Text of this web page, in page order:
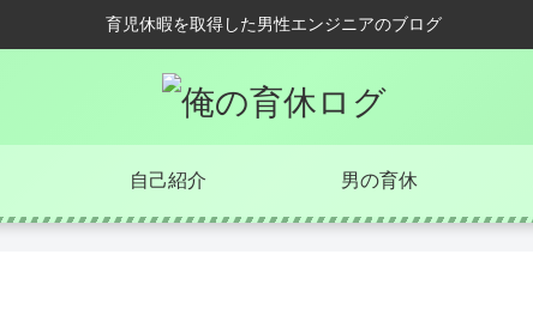
育児休暇を取得した男性エンジニアのブログ
自己紹介 男の育休